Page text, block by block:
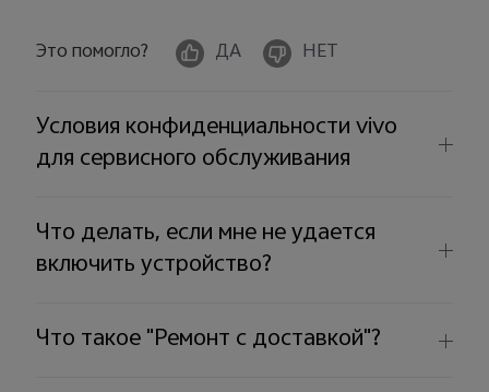
Это помогло? ДА НЕТ
Условия конфиденциальности vivo
для сервисного обслуживания
Что делать, если мне не удается
включить устройство?
Что такое "Ремонт с доставкой"?